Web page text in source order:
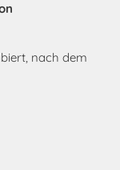
nach dem